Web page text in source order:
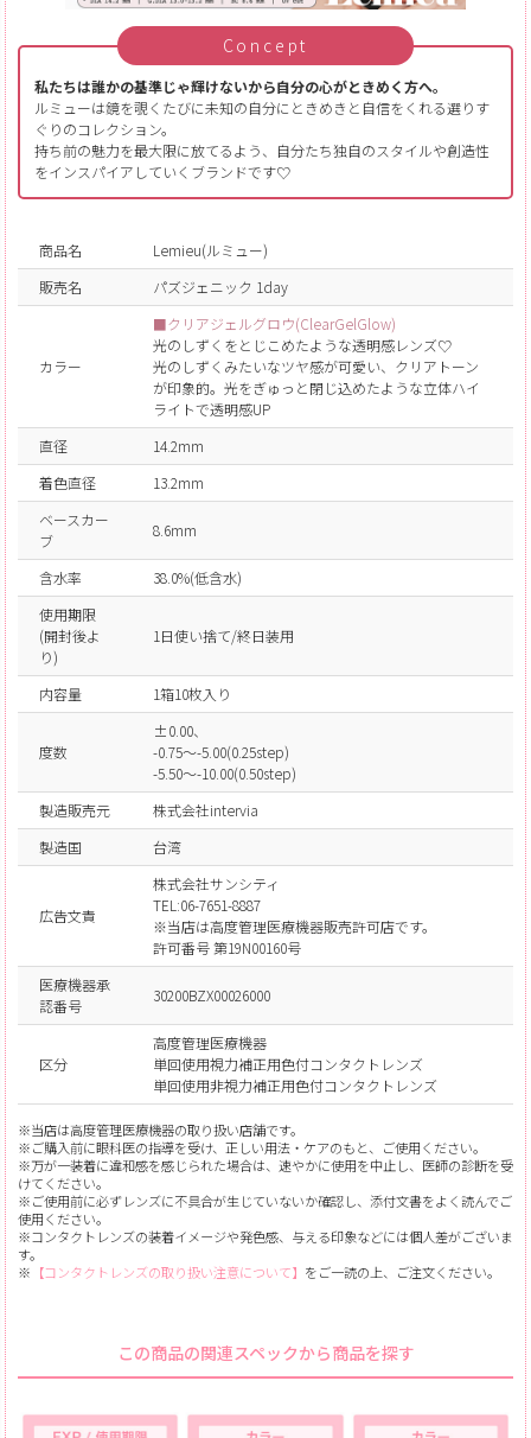
Concept
私たちは誰かの基準じゃ輝けないから自分の心がときめく方へ。
ルミューは鏡を覗くたびに未知の自分にときめきと自信をくれる選りす
ぐりのコレクション。
持ち前の魅力を最大限に放てるよう、自分たち独自のスタイルや創造性
をインスパイアしていくブランドです♡
商品名
Lemieu(ルミュー)
販売名
パズジェニック 1day
カラー
■クリアジェルグロウ(ClearGelGlow)
光のしずくをとじこめたような透明感レンズ♡
光のしずくみたいなツヤ感が可愛い、クリアトーン
が印象的。光をぎゅっと閉じ込めたような立体ハイ
ライトで透明感UP
直径
14.2mm
着色直径
13.2mm
ベースカー
ブ
8.6mm
含水率
38.0%(低含水)
使用期限
(開封後よ
り)
1日使い捨て/終日装用
内容量 1箱10枚入り
度数
±0.00、
-0.75～-5.00(0.25step)
-5.50～-10.00(0.50step)
製造販売元
株式会社intervia
製造国
台湾
広告文責
株式会社サンシティ
TEL:06-7651-8887
※当店は高度管理医療機器販売許可店です。
許可番号 第19N00160号
医療機器承
認番号
30200BZX00026000
区分
高度管理医療機器
単回使用視力補正用色付コンタクトレンズ
単回使用非視力補正用色付コンタクトレンズ
※当店は高度管理医療機器の取り扱い店舗です。
※ご購入前に眼科医の指導を受け、正しい用法・ケアのもと、ご使用ください。
※万が一装着に違和感を感じられた場合は、速やかに使用を中止し、医師の診断を受
けてください。
※ご使用前に必ずレンズに不具合が生じていないか確認し、添付文書をよく読んでご
使用ください。
※コンタクトレンズの装着イメージや発色感、与える印象などには個人差がございま
す。
※ 【コンタクトレンズの取り扱い注意について】 をご一読の上、ご注文ください。
この商品の関連スペックから商品を探す